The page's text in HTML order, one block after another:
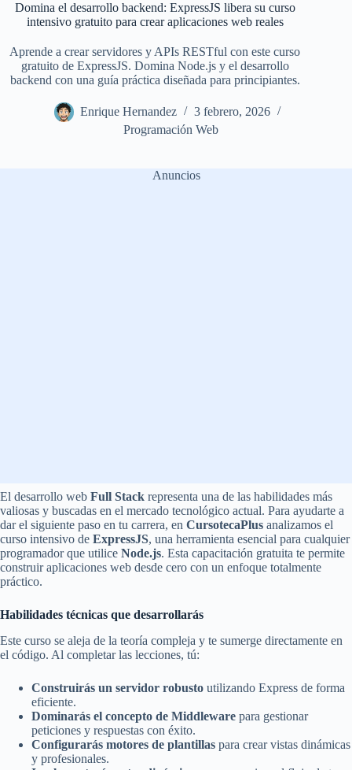
Domina el desarrollo backend: ExpressJS libera su curso
intensivo gratuito para crear aplicaciones web reales
Aprende a crear servidores y APIs RESTful con este curso
gratuito de ExpressJS. Domina Node.js y el desarrollo
backend con una guía práctica diseñada para principiantes.
Enrique Hernandez
3 febrero, 2026
Programación Web
Anuncios
El desarrollo web Full Stack representa una de las habilidades más
valiosas y buscadas en el mercado tecnológico actual. Para ayudarte a
dar el siguiente paso en tu carrera, en CursotecaPlus analizamos el
curso intensivo de ExpressJS, una herramienta esencial para cualquier
programador que utilice Node.js. Esta capacitación gratuita te permite
construir aplicaciones web desde cero con un enfoque totalmente
práctico.
Habilidades técnicas que desarrollarás
Este curso se aleja de la teoría compleja y te sumerge directamente en
el código. Al completar las lecciones, tú:
Construirás un servidor robusto utilizando Express de forma
eficiente.
Dominarás el concepto de Middleware para gestionar
peticiones y respuestas con éxito.
Configurarás motores de plantillas para crear vistas dinámicas
y profesionales.